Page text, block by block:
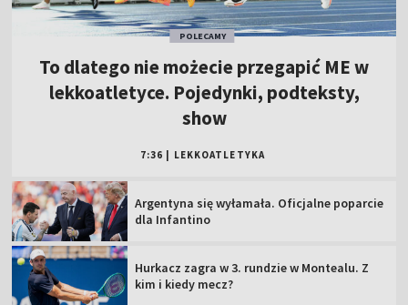
POLECAMY
To dlatego nie możecie przegapić ME w
lekkoatletyce. Pojedynki, podteksty,
show
7:36 LEKKOATLETYKA
Argentyna się wyłamała. Oficjalne poparcie
dla Infantino
Hurkacz zagra w 3. rundzie w Montealu. Z
kim i kiedy mecz?